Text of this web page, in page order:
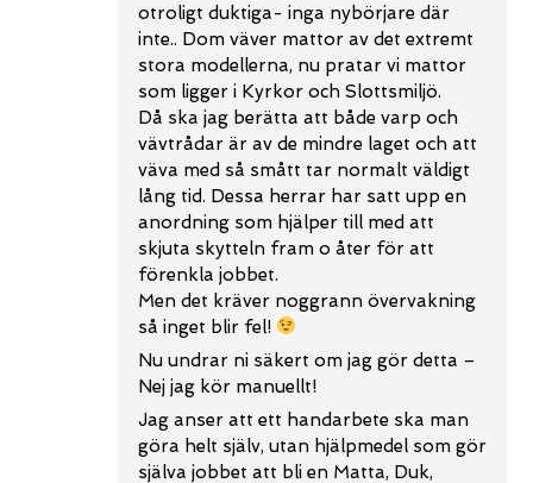
otroligt duktiga- inga nybörjare där
inte.. Dom väver mattor av det extremt
stora modellerna, nu pratar vi mattor
som ligger i Kyrkor och Slottsmiljö.
Då ska jag berätta att både varp och
vävtrådar är av de mindre laget och att
väva med så smått tar normalt väldigt
lång tid. Dessa herrar har satt upp en
anordning som hjälper till med att
skjuta skytteln fram o åter för att
förenkla jobbet.
Men det kräver noggrann övervakning
så inget blir fel!
Nu undrar ni säkert om jag gör detta –
Nej jag kör manuellt!
Jag anser att ett handarbete ska man
göra helt själv, utan hjälpmedel som gör
själva jobbet att bli en Matta, Duk,